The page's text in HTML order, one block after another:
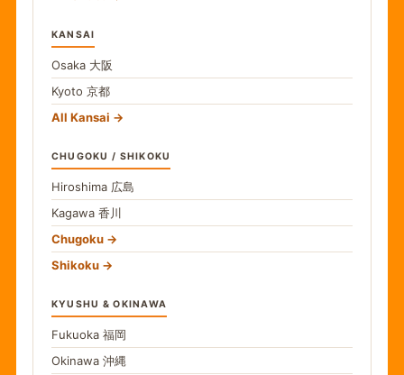
KANSAI
Osaka 大阪
Kyoto 京都
All Kansai
CHUGOKU / SHIKOKU
Hiroshima 広島
Kagawa 香川
Chugoku
Shikoku
KYUSHU & OKINAWA
Fukuoka 福岡
Okinawa 沖縄